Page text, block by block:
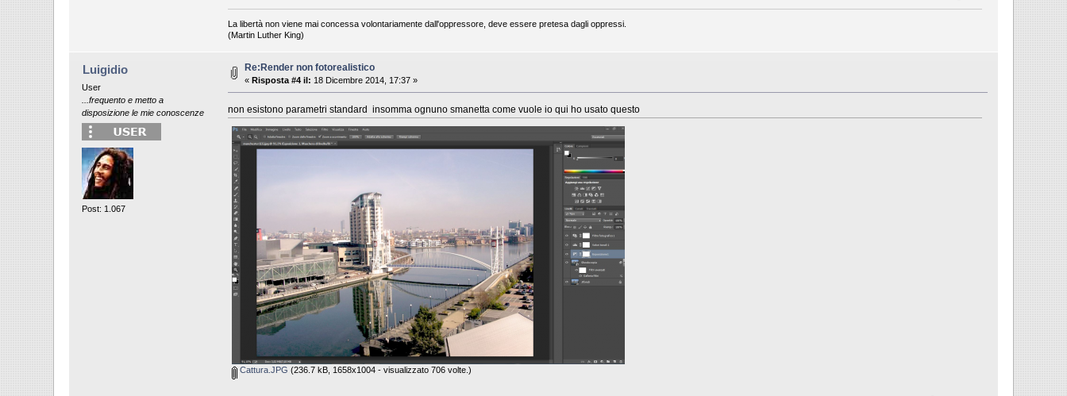
La libertà non viene mai concessa volontariamente dall'oppressore, deve essere pretesa dagli oppressi.
(Martin Luther King)
Luigidio
User
...frequento e metto a
disposizione le mie conoscenze
Post: 1.067
Re:Render non fotorealistico
«Risposta #4 il: 18 Dicembre 2014, 17:37 »
non esistono parametri standard insomma ognuno smanetta come vuole io qui ho usato questo
Cattura.JPG (236.7 kB, 1658x1004 - visualizzato 706 volte.)